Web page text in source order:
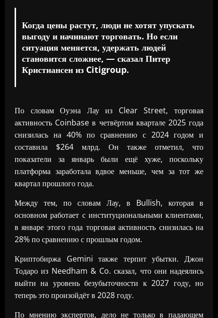
Когда цены растут, люди не хотят упускать
выгоду и начинают торговать. Но если
ситуация меняется, удержать людей
становится сложнее, — сказал Питер
Кристиансен из Citigroup.
По словам Оуэна Лау из Clear Street, торговая
активность Coinbase в четвёртом квартале 2025 года
снизилась на 40% по сравнению с 2024 годом и
составила $264 млрд. Он также отметил, что
показатели за январь были ещё хуже, поскольку
платформа заработала вдвое меньше, чем за тот же
квартал прошлого года.
Между тем, по словам Лау, в Bullish, которая в
основном работает с институциональными клиентами,
в январе этого года торговая активность снизилась на
28% по сравнению с прошлым годом.
Криптобиржа Gemini также терпит убытки. Джон
Тодаро из Needham & Co. сказал, что они надеялись
выйти на уровень безубыточности к 2027 году, но
теперь это произойдёт в 2028 году.
По мнению экспертов, дело не только в падающем